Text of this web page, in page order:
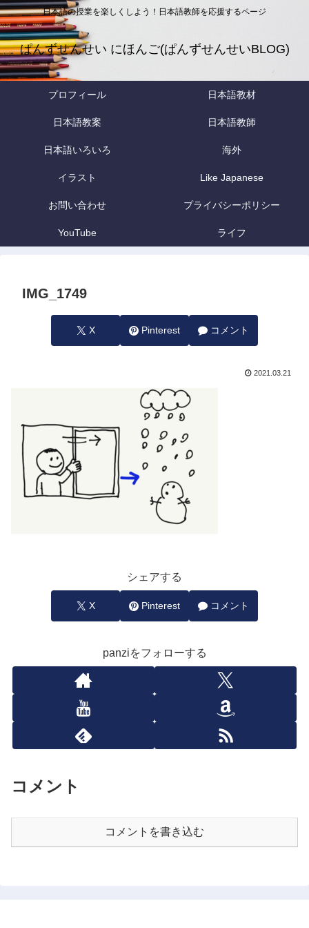
日本語の授業を楽しくしよう！日本語教師を応援するページ
ぱんずせんせい にほんご(ぱんずせんせいBLOG)
プロフィール 日本語教材
日本語教案 日本語教師
日本語いろいろ 海外
イラスト Like Japanese
お問い合わせ プライバシーポリシー
YouTube ライフ
IMG_1749
X Pinterest コメント
2021.03.21
シェアする
X Pinterest コメント
panziをフォローする
コメント
コメントを書き込む